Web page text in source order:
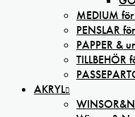
MEDIUM
PENSLAR
PAPPER &
TILLBEHÖR
AKRYL